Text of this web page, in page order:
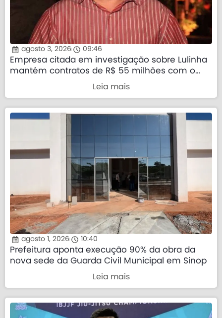
agosto 3, 2026 09:46
Empresa citada em investigação sobre Lulinha
mantém contratos de R$ 55 milhões com o
Leia mais
agosto 1, 2026 10:40
Prefeitura aponta execução 90% da obra da
nova sede da Guarda Civil Municipal em Sinop
Leia mais